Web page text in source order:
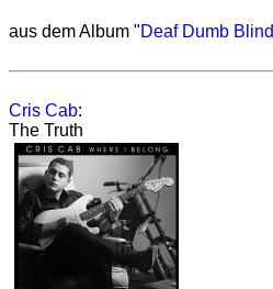
aus dem Album "Deaf Dumb Blind
Cris Cab:
The Truth